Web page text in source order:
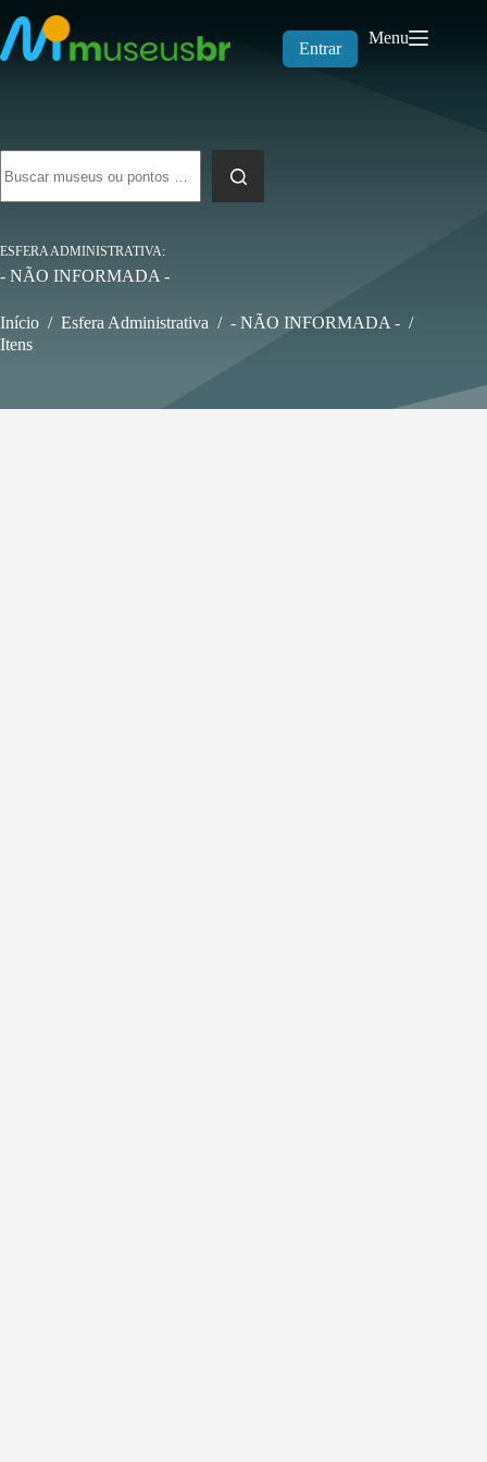
para
o
conteúdo
Entrar
Menu
resultados
ESFERA ADMINISTRATIVA
- NÃO INFORMADA -
Início / Esfera Administrativa / - NÃO INFORMADA - /
Itens